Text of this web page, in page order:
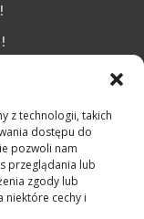
z technologii, takich
dostępu do
pozwoli nam
przeglądania lub
zgody lub
niektóre cechy i